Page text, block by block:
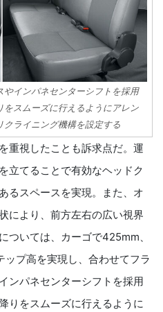
インパネセンターシフトを採用
をスムーズに行えるようにアレン
クライニング機構を設定する
重視したことも訴求点だ。運
立てることで有効なヘッドク
るスペースを実現。また、オ
により、前方左右の広い視界
ついては、カーゴで425mm、
プ高を実現し、合わせてフラ
ンパネセンターシフトを採用
りをスムーズに行えるように